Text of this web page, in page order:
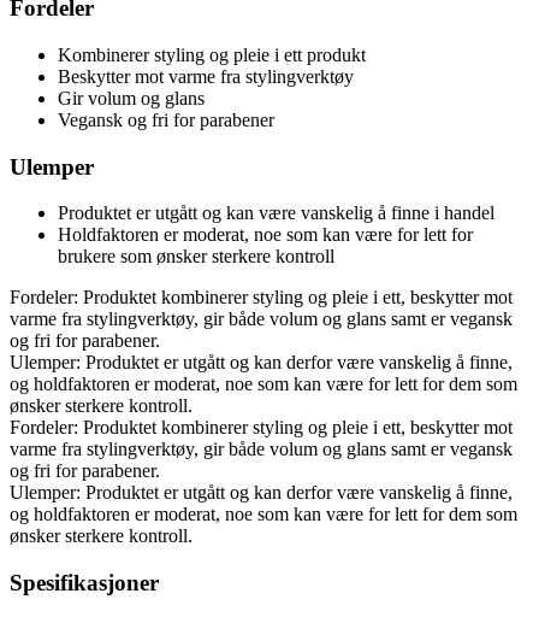
Fordeler
Kombinerer styling og pleie i ett produkt
Beskytter mot varme fra stylingverktøy
Gir volum og glans
Vegansk og fri for parabener
Ulemper
Produktet er utgått og kan være vanskelig å finne i handel
Holdfaktoren er moderat, noe som kan være for lett for
brukere som ønsker sterkere kontroll
Fordeler: Produktet kombinerer styling og pleie i ett, beskytter mot
varme fra stylingverktøy, gir både volum og glans samt er vegansk
og fri for parabener.
Ulemper: Produktet er utgått og kan derfor være vanskelig å finne,
og holdfaktoren er moderat, noe som kan være for lett for dem som
ønsker sterkere kontroll.
Fordeler: Produktet kombinerer styling og pleie i ett, beskytter mot
varme fra stylingverktøy, gir både volum og glans samt er vegansk
og fri for parabener.
Ulemper: Produktet er utgått og kan derfor være vanskelig å finne,
og holdfaktoren er moderat, noe som kan være for lett for dem som
ønsker sterkere kontroll.
Spesifikasjoner